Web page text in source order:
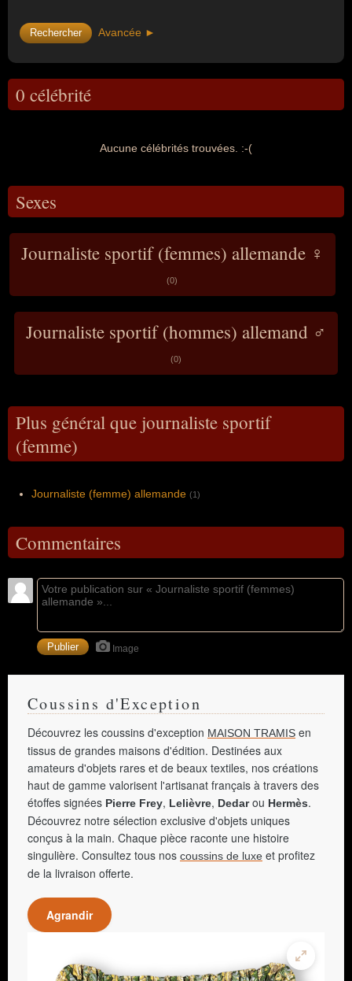
Avancée ►
0 célébrité
Aucune célébrités trouvées. :-(
Sexes
Journaliste sportif (femmes) allemande ♀
(0)
Journaliste sportif (hommes) allemand ♂
(0)
Plus général que journaliste sportif
(femme)
Journaliste (femme) allemande (1)
Commentaires
Image
Coussins d'Exception
Découvrez les coussins d'exception MAISON TRAMIS en
tissus de grandes maisons d'édition. Destinées aux
amateurs d'objets rares et de beaux textiles, nos créations
haut de gamme valorisent l'artisanat français à travers des
étoffes signées Pierre Frey, Lelièvre, Dedarou Hermès.
Découvrez notre sélection exclusive d'objets uniques
conçus à la main. Chaque pièce raconte une histoire
singulière. Consultez tous nos coussins de luxe et profitez
de la livraison offerte.
Agrandir